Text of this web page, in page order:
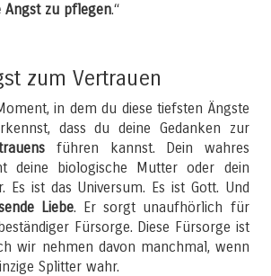
Angst zu pflegen.“
zum Vertrauen
in dem du diese tiefsten Ängste
dass du deine Gedanken zur
führen kannst. Dein wahres
deine biologische Mutter oder dein
Es ist das Universum. Es ist Gott. Und
Liebe. Er sorgt unaufhörlich für
Fürsorge. Diese Fürsorge ist
wir nehmen davon manchmal, wenn
Splitter wahr.